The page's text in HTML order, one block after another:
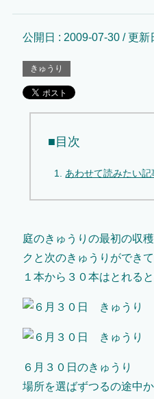
公開日 : 2009-07-30/ 更新
きゅうり
■目次
あわせて読みたい記
庭のきゅうりの最初の収
クと次のきゅうりができ
１本から３０本はとれる
６月３０日のきゅうり
場所を選ばずつるの途中